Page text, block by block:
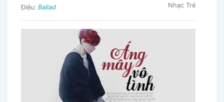
Điệu: Ballad Nhạc Trẻ